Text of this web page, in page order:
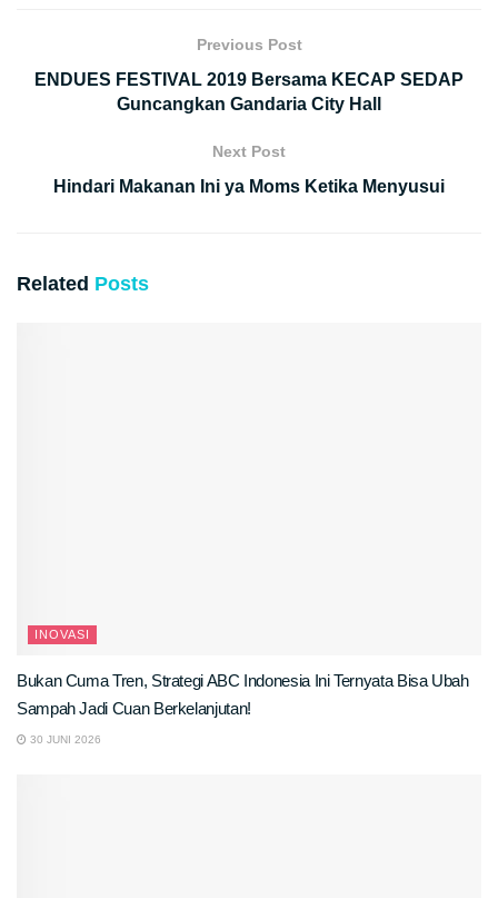
Previous Post
ENDUES FESTIVAL 2019 Bersama KECAP SEDAP
Guncangkan Gandaria City Hall
Next Post
Hindari Makanan Ini ya Moms Ketika Menyusui
Related Posts
INOVASI
Bukan Cuma Tren, Strategi ABC Indonesia Ini Ternyata Bisa Ubah
Sampah Jadi Cuan Berkelanjutan!
30 JUNI 2026